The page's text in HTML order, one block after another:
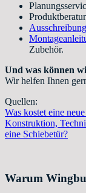
Zubehör.
Und was können
Wir helfen Ihnen
Quellen:
Was kostet eine
Konstruktion,
eine Schiebetür?
Warum